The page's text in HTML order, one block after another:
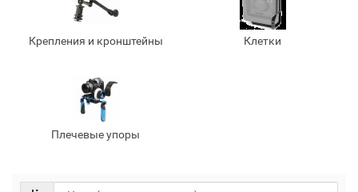
Крепления и кронштейны Клетки
Плечевые упоры